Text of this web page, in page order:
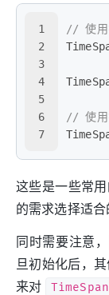
1
2
3
4
5
6
7
// 使用
// 使用
这些是一些常
的需求选择适合
同时需要注意，
旦初始化后，
来对
TimeSpan